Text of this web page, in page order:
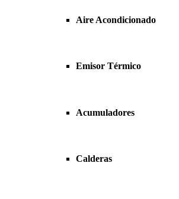
Aire Acondicionado
Emisor Térmico
Acumuladores
Calderas